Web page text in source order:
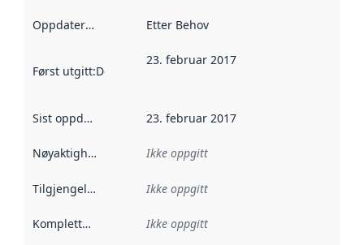
Oppdateringsfrekvens :
Etter Behov
Først utgitt:Denne datoen sier når dataene i dette
23. februar 2017
Sist oppdatert 23. februar 2017
Nøyaktighet Ikke oppgitt
Tilgjengelighet Ikke oppgitt
Kompletthet Ikke oppgitt